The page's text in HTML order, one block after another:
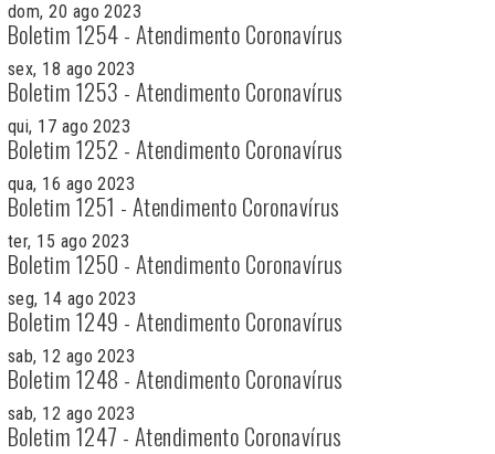
dom, 20 ago 2023
Boletim 1254 - Atendimento Coronavírus
sex, 18 ago 2023
Boletim 1253 - Atendimento Coronavírus
qui, 17 ago 2023
Boletim 1252 - Atendimento Coronavírus
qua, 16 ago 2023
Boletim 1251 - Atendimento Coronavírus
ter, 15 ago 2023
Boletim 1250 - Atendimento Coronavírus
seg, 14 ago 2023
Boletim 1249 - Atendimento Coronavírus
sab, 12 ago 2023
Boletim 1248 - Atendimento Coronavírus
sab, 12 ago 2023
Boletim 1247 - Atendimento Coronavírus